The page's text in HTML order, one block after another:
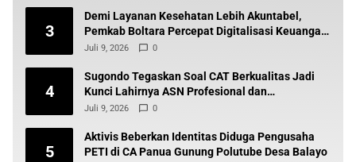
3
Demi Layanan Kesehatan Lebih Akuntabel,
Pemkab Boltara Percepat Digitalisasi Keuangan
BLUD
Juli 9, 2026 0
4
Sugondo Tegaskan Soal CAT Berkualitas Jadi
Kunci Lahirnya ASN Profesional dan
Berintegritas
Juli 9, 2026 0
5
Aktivis Beberkan Identitas Diduga Pengusaha
PETI di CA Panua Gunung Polutube Desa Balayo